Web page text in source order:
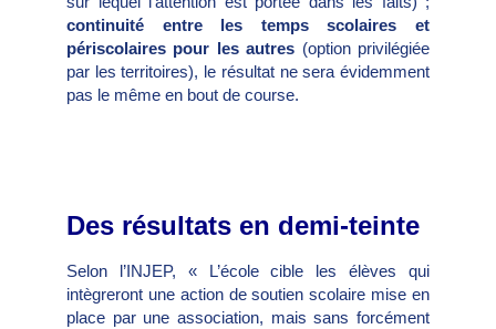
continuité entre les temps scolaires et
périscolaires pour les autres (option privilégiée
par les territoires), le résultat ne sera évidemment
pas le même en bout de course.
Des résultats en demi-teinte
Selon l’INJEP, « L’école cible les élèves qui
intègreront une action de soutien scolaire mise en
place par une association, mais sans forcément